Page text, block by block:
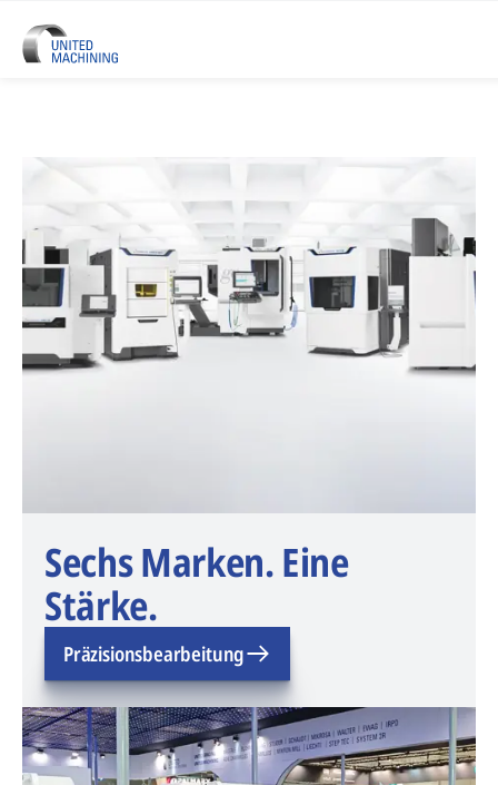
UNITED MACHINING –
Sechs Marken. Eine
Stärke.
Präzisionsbearbeitung